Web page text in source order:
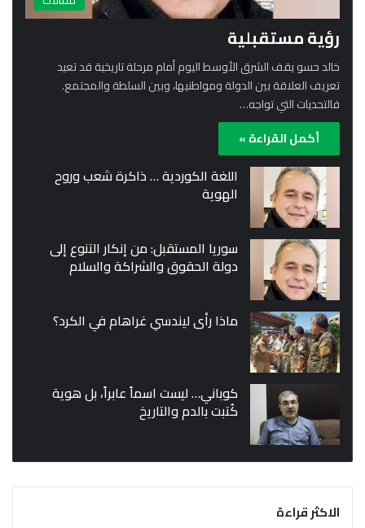
رؤية مستقبلية
خالد حسو يقف الشرق الأوسط اليوم أمام مرحلة تاريخية قد تعيد
تعريف العلاقة بين الدولة ومواطنيها، وبين السلطة والمجتمع.
فالتحديات التي تواجه…
أكمل القراءة »
اللغة الكوردية … ذاكرة شعب وروح
الهوية
سوريا المستقبل: من إنكار التنوع إلى
دولة الحقوق والشراكة والسلام
ماذا رأى ليندسي غراهام في الكرد؟
كوباني… ليست اسماً عابراً، بل هوية
كُتبت بالدم والتاريخ
الاكثر قراءة